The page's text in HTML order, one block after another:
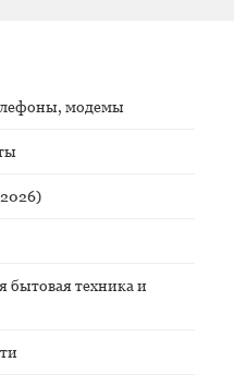
модемы
бытовая техника и